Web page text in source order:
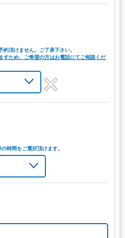
頂けません。ご了承下さい。
ため、ご希望の方はお電話にてご相談くだ
時間をご選択頂けます。